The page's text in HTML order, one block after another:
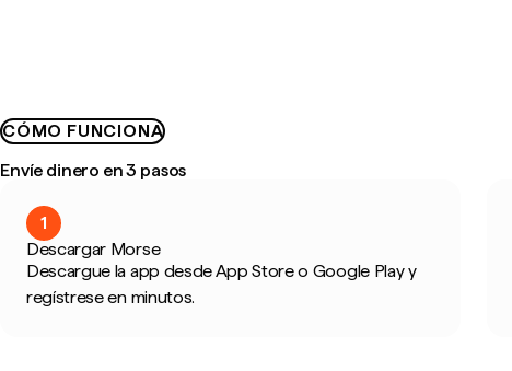
CÓMO FUNCIONA
Envíe dinero en 3 pasos
1
Descargar Morse
Descargue la app desde App Store o Google Play y
regístrese en minutos.